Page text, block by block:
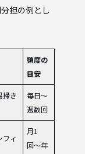
担の例とし
頻度の
目安
掃き
毎日〜
週数回
フィ
月1
回〜年